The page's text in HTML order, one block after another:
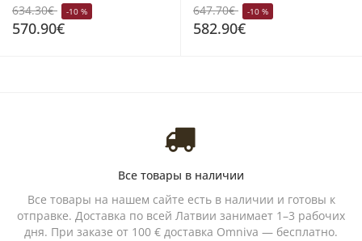
634.30€ -10 %
570.90€
647.70€ -10 %
582.90€
Все товары в наличии
Все товары на нашем сайте есть в наличии и готовы к
отправке. Доставка по всей Латвии занимает 1–3 рабочих
дня. При заказе от 100 € доставка Omniva — бесплатно.